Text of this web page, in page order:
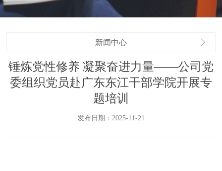
新闻中心
锤炼党性修养 凝聚奋进力量——公司党
委组织党员赴广东东江干部学院开展专
题培训
发布日期：2025-11-21